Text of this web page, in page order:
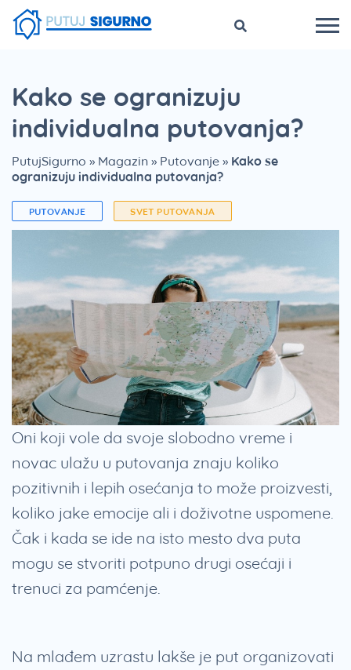
Kako se ogranizuju
individualna putovanja?
PutujSigurno » Magazin » Putovanje » Kako se
ogranizuju individualna putovanja?
PUTOVANJE SVET PUTOVANJA
Oni koji vole da svoje slobodno vreme i
novac ulažu u putovanja znaju koliko
pozitivnih i lepih osećanja to može proizvesti,
koliko jake emocije ali i doživotne uspomene.
Čak i kada se ide na isto mesto dva puta
mogu se stvoriti potpuno drugi osećaji i
trenuci za pamćenje.
Na mlađem uzrastu lakše je put organizovati